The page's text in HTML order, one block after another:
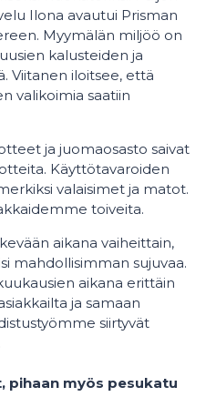
Ilona avautui Prisman
Myymälän miljöö on
kalusteiden ja
Viitanen iloitsee, että
valikoimia saatiin
ja juomaosasto saivat
Käyttötavaroiden
valaisimet ja matot.
toiveita.
aikana vaiheittain,
mahdollisimman sujuvaa.
aikana erittäin
ja samaan
siirtyvät
pihaan myös pesukatu